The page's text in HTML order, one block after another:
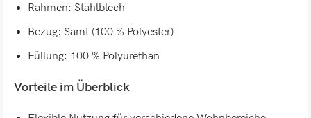
Rahmen: Stahlblech
Bezug: Samt (100 % Polyester)
Füllung: 100 % Polyurethan
Vorteile im Überblick